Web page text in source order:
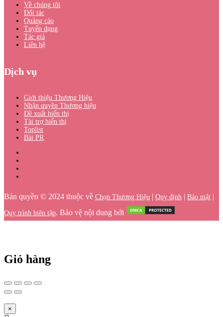
Về chúng tôi
Đối tác
Quảng cáo
Tuyển dụng
Tác giả
Liên hệ
Dịch vụ
Giới thiệu Thương Hiệu
Nhận quyền Thương hiệu
Đề xuất hiển thị
Tài trợ hiển thị
Toplist
Bài PR
Bản quyền © 2024 thuộc về Chọn Thương Hiệu | Quy định | Bảo mật |
Quy trình biên tập. Bảo vệ nội dung bởi
Giỏ hàng
×